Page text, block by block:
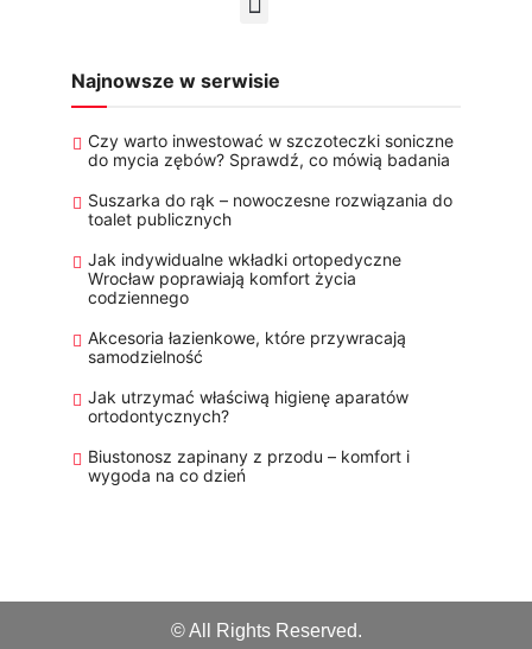
Najnowsze w serwisie
Czy warto inwestować w szczoteczki soniczne
do mycia zębów? Sprawdź, co mówią badania
Suszarka do rąk – nowoczesne rozwiązania do
toalet publicznych
Jak indywidualne wkładki ortopedyczne
Wrocław poprawiają komfort życia
codziennego
Akcesoria łazienkowe, które przywracają
samodzielność
Jak utrzymać właściwą higienę aparatów
ortodontycznych?
Biustonosz zapinany z przodu – komfort i
wygoda na co dzień
© All Rights Reserved.